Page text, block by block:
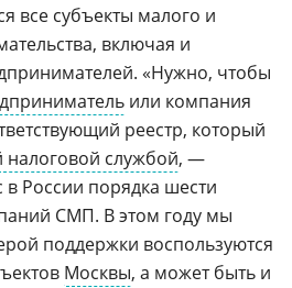
все субъекты малого и
включая и
«Нужно, чтобы
или компания
реестр, который
службой, —
России порядка шести
СМП. В этом году мы
поддержки воспользуются
Москвы, а может быть и